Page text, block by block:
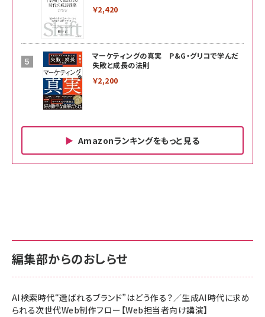
￥2,420
マーケティングの真実 P&G・グリコで学んだ
失敗と成長の法則
￥2,200
Amazonランキングをもっと見る
￥880
anan(アンアン)2026/06/24号 No.2500増刊
スペシャルエディション[王道エンタメの矜持／
￥1,100
サポート正規品 メーカー保証5年 KLMEA128G
NIMASO ガラスフィルム iPhone 17 用 保護フィ
すい ガイド枠付き いPhone17 (6.3インチ) 対応
2枚セット DSP25F1698
￥1,599
サポート正規品 メーカー保証5年 KLMEA128G
Amazon eギフトカード - Amazonロゴ - クラ
￥5,000
編集部からのおしらせ
AI検索時代“選ばれるブランド”はどう作る？／生成AI時代に求め
られる次世代Web制作フロー【Web担当者向け講演】